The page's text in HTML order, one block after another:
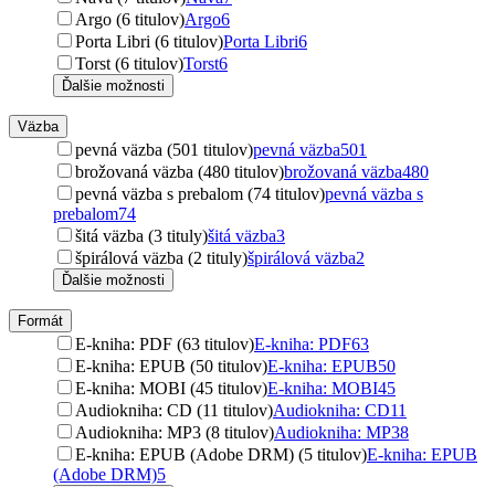
Argo (6 titulov)Argo6
Porta Libri (6 titulov)Porta Libri6
Torst (6 titulov)Torst6
Ďalšie možnosti
Väzba
pevná väzba (501 titulov)pevná väzba501
brožovaná väzba (480 titulov)brožovaná väzba480
pevná väzba s prebalom (74 titulov)pevná väzba s
prebalom74
šitá väzba (3 tituly)šitá väzba3
špirálová väzba (2 tituly)špirálová väzba2
Ďalšie možnosti
Formát
E-kniha: PDF (63 titulov)E-kniha: PDF63
E-kniha: EPUB (50 titulov)E-kniha: EPUB50
E-kniha: MOBI (45 titulov)E-kniha: MOBI45
Audiokniha: CD (11 titulov)Audiokniha: CD11
Audiokniha: MP3 (8 titulov)Audiokniha: MP38
E-kniha: EPUB (Adobe DRM) (5 titulov)E-kniha: EPUB
(Adobe DRM)5